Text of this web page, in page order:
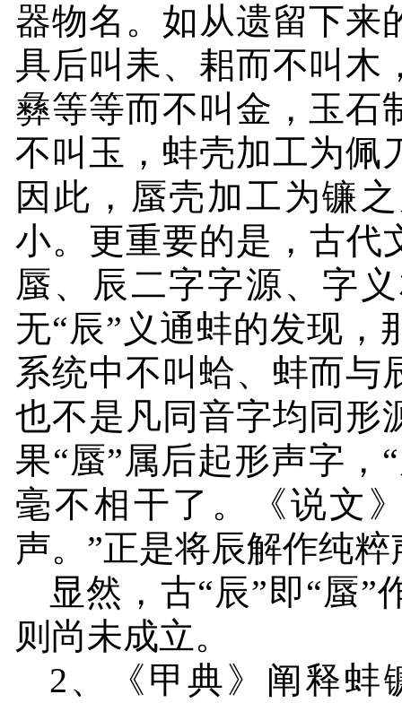
器物名。如从遗留下来
具后叫耒、耜而不叫木
彝等等而不叫金，玉石
不叫玉，蚌壳加工为佩
因此，蜃壳加工为镰
小。更重要的是，古代
蜃、辰二字字源、字
无“辰”义通蚌的发现，
系统中不叫蛤、蚌而与
也不是凡同音字均同形
果“蜃”属后起形声字，
毫不相干了。《说文
声。”正是将辰解作纯
显然，古“辰”即“蜃
则尚未成立。
2 、《甲典》阐释蚌